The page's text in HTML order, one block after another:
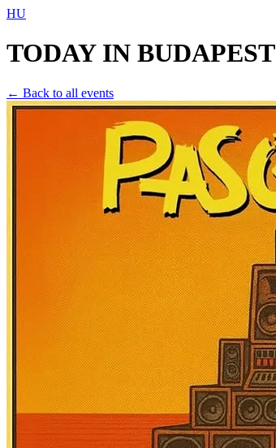
HU
TODAY IN BUDAPEST
← Back to all events